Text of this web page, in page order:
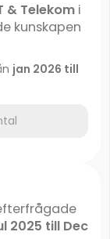
& Telekomi
kunskapen
jan 2026 till
2025 till Dec